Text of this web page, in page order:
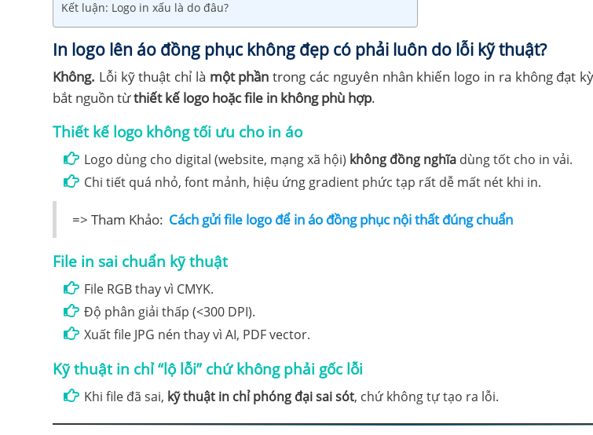
Kết luận: Logo in xấu là do đâu?
In logo lên áo đồng phục không đẹp có phải luôn do lỗi kỹ thuật?
Không. Lỗi kỹ thuật chỉ là một phần trong các nguyên nhân khiến logo in ra không đạt
bắt nguồn từthiết kế logo hoặc file in không phù hợp.
Thiết kế logo không tối ưu cho in áo
Logo dùng cho digital (website, mạng xã hội) không đồng nghĩa dùng tốt cho in vải.
Chi tiết quá nhỏ, font mảnh, hiệu ứng gradient phức tạp rất dễ mất nét khi in.
=> Tham Khảo: Cách gửi file logo để in áo đồng phục nội thất đúng chuẩn
File in sai chuẩn kỹ thuật
File RGB thay vì CMYK.
Độ phân giải thấp (<300 DPI).
Xuất file JPG nén thay vì AI, PDF vector.
Kỹ thuật in chỉ “lộ lỗi” chứ không phải gốc lỗi
Khi file đã sai, kỹ thuật in chỉ phóng đại sai sót, chứ không tự tạo ra lỗi.